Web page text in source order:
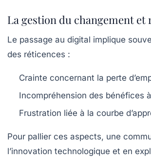
La gestion du changement
Le passage au digital implique
des réticences :
Crainte concernant la perte
Incompréhension des bénéfices
Frustration liée à la courbe
Pour pallier ces aspects, une
l’innovation technologique et en